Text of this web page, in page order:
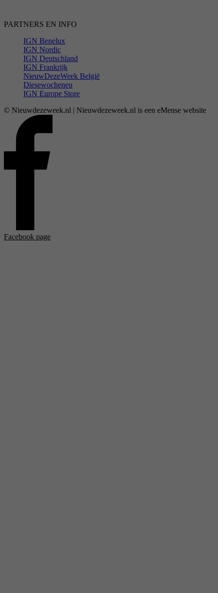
PARTNERS EN INFO
IGN Benelux
IGN Nordic
IGN Deutschland
IGN Frankrijk
NieuwDezeWeek België
Diesewocheneu
IGN Europe Store
© Nieuwdezeweek.nl | Nieuwdezeweek.nl is een eMense website
Facebook page